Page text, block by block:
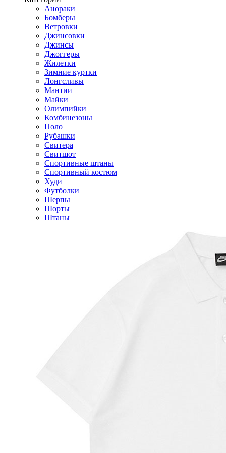
Анораки
Бомберы
Ветровки
Джинсовки
Джинсы
Джоггеры
Жилетки
Зимние куртки
Лонгсливы
Мантии
Майки
Олимпийки
Комбинезоны
Поло
Рубашки
Свитера
Свитшот
Спортивные штаны
Спортивный костюм
Худи
Футболки
Шерпы
Шорты
Штаны